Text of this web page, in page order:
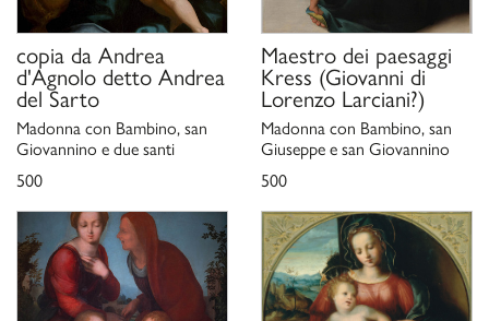
copia da Andrea
d'Agnolo detto Andrea
del Sarto
Madonna con Bambino, san
Giovannino e due santi
500
Maestro dei paesaggi
Kress (Giovanni di
Lorenzo Larciani?)
Madonna con Bambino, san
Giuseppe e san Giovannino
500